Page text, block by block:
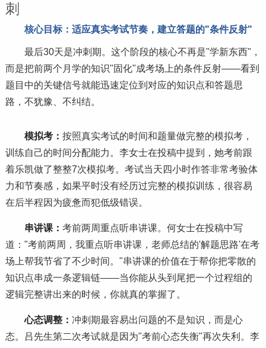
刺
核心目标：适应真实考试节奏，建立答题的"条件反射"
最后30天是冲刺期。这个阶段的核心不再是"学新东西"，
而是把前两个月学的知识"固化"成考场上的条件反射——看到
题目中的关键信号就能迅速定位到对应的知识点和答题思
路，不犹豫、不纠结。
模拟考： 按照真实考试的时间和题量做完整的模拟考，
训练自己的时间分配能力。李女士在投稿中提到，她考前跟
着乐凯做了整整7次模拟考。考试当天四小时作答非常考验体
力和节奏感，如果平时没有经历过完整的模拟训练，很容易
在后半程因为疲惫而犯低级错误。
串讲课： 考前两周重点听串讲课。何女士在投稿中写
道："考前两周，我重点听串讲课，老师总结的'解题思路'在考
场上帮我节省了不少时间。"串讲课的价值在于帮你把零散的
知识点串成一条逻辑链——当你能从头到尾把一个过程组的
逻辑完整讲出来的时候，你就真的掌握了。
心态调整： 冲刺期最容易出问题的不是知识，而是心
态。吕先生第二次考试就是因为"考前心态失衡"再次失利。李